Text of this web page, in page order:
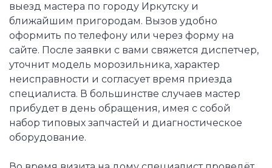
выезд мастера по городу Иркутску и
ближайшим пригородам. Вызов удобно
оформить по телефону или через форму на
сайте. После заявки с вами свяжется диспетчер,
уточнит модель морозильника, характер
неисправности и согласует время приезда
специалиста. В большинстве случаев мастер
прибудет в день обращения, имея с собой
набор типовых запчастей и диагностическое
оборудование.